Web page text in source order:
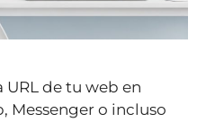
de tu web en
Messenger o incluso